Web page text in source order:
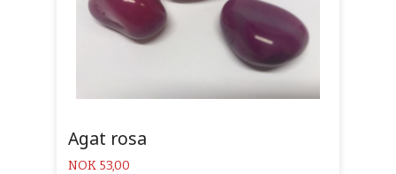
Agat rosa
Pris
NOK 53,00